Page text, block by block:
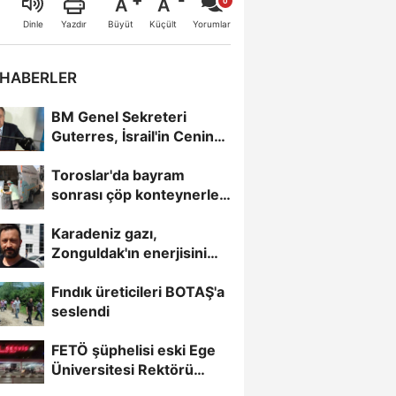
Dinle Yazdır
A
Büyüt
A
Küçült Yorumlar
BM Genel Sekreteri
Guterres, İsrail'in Cenin
Toroslar'da bayram
sonrası çöp konteynerleri
Karadeniz gazı,
Zonguldak'ın enerjisini
Fındık üreticileri BOTAŞ'a
seslendi
FETÖ şüphelisi eski Ege
Üniversitesi Rektörü